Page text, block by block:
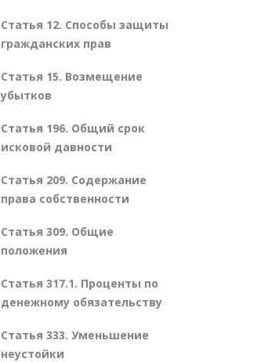
Статья 12. Способы защиты
гражданских прав
Статья 15. Возмещение
убытков
Статья 196. Общий срок
исковой давности
Статья 209. Содержание
права собственности
Статья 309. Общие
положения
Статья 317.1. Проценты по
денежному обязательству
Статья 333. Уменьшение
неустойки